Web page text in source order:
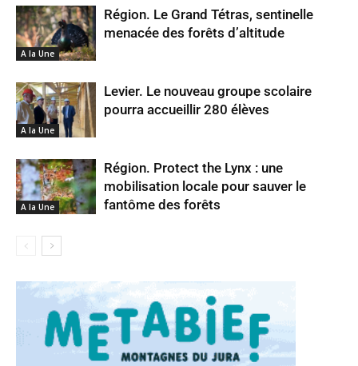
A la Une
Région. Le Grand Tétras, sentinelle
menacée des forêts d’altitude
A la Une
Levier. Le nouveau groupe scolaire
pourra accueillir 280 élèves
A la Une
Région. Protect the Lynx : une
mobilisation locale pour sauver le
fantôme des forêts